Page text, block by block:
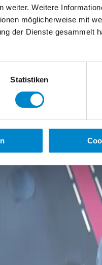
weiter. Weitere
möglicherweise mit
der Dienste gesammelt
Statistiken